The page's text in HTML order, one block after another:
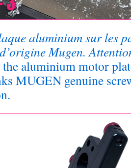
aluminium sur les
Mugen.
aluminium motor
MUGEN genuine